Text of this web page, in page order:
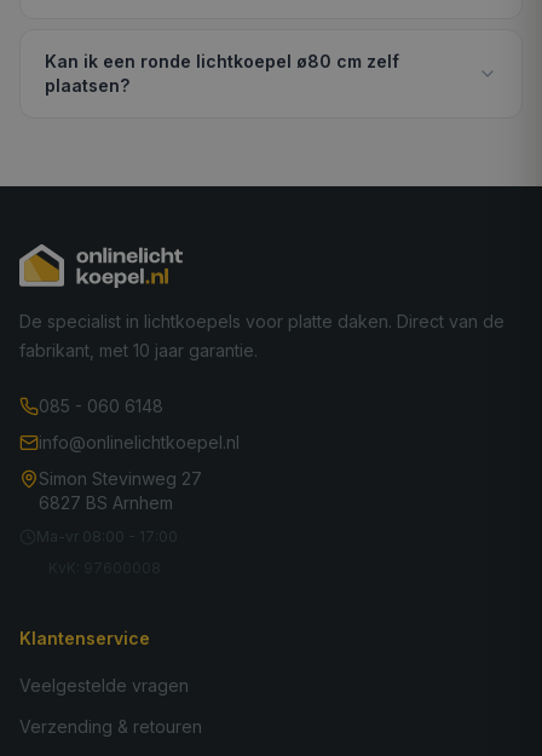
Kan ik een ronde lichtkoepel ø80 cm zelf
plaatsen?
De specialist in lichtkoepels voor platte daken. Direct van de
fabrikant, met 10 jaar garantie.
085 - 060 6148
info@onlinelichtkoepel.nl
Simon Stevinweg 27
6827 BS Arnhem
Ma-vr 08:00 - 17:00
Klantenservice
Veelgestelde vragen
Verzending & retouren